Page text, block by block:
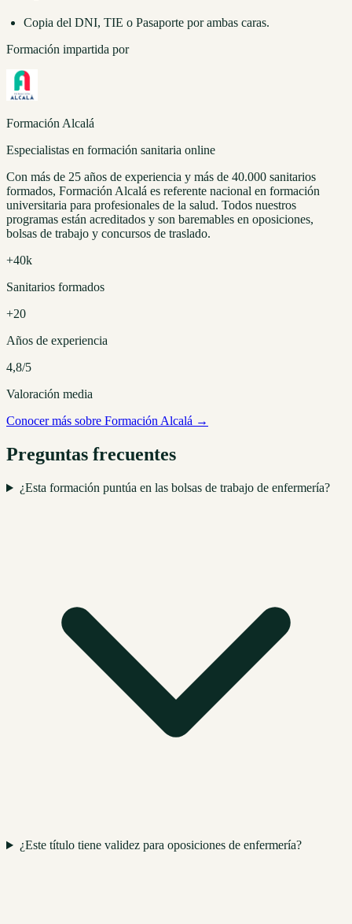
Copia del DNI, TIE o Pasaporte por ambas caras.
Formación impartida por
Formación Alcalá
Especialistas en formación sanitaria online
Con más de 25 años de experiencia y más de 40.000 sanitarios
formados, Formación Alcalá es referente nacional en formación
universitaria para profesionales de la salud. Todos nuestros
programas están acreditados y son baremables en oposiciones,
bolsas de trabajo y concursos de traslado.
+40k
Sanitarios formados
+20
Años de experiencia
4,8/5
Valoración media
Conocer más sobre Formación Alcalá →
Preguntas frecuentes
¿Esta formación puntúa en las bolsas de trabajo de enfermería?
¿Este título tiene validez para oposiciones de enfermería?